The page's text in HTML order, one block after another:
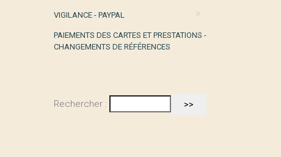
VIGILANCE - PAYPAL
PAIEMENTS DES CARTES ET PRESTATIONS -
CHANGEMENTS DE RÉFÉRENCES
Rechercher :